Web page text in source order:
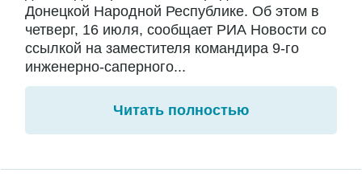
Донецкой Народной Республике. Об этом в
четверг, 16 июля, сообщает РИА Новости со
ссылкой на заместителя командира 9-го
инженерно-саперного...
Читать полностью